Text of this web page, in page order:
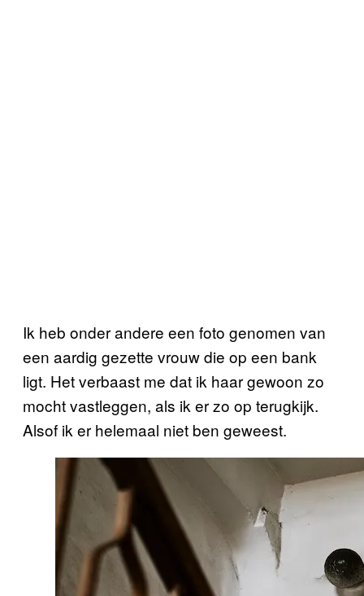
Ik heb onder andere een foto genomen van
een aardig gezette vrouw die op een bank
ligt. Het verbaast me dat ik haar gewoon zo
mocht vastleggen, als ik er zo op terugkijk.
Alsof ik er helemaal niet ben geweest.